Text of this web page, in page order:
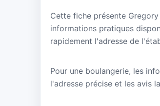
Cette fiche présente
informations pratiques
rapidement l'adresse de
Pour une boulangerie, les
l'adresse précise et les avis